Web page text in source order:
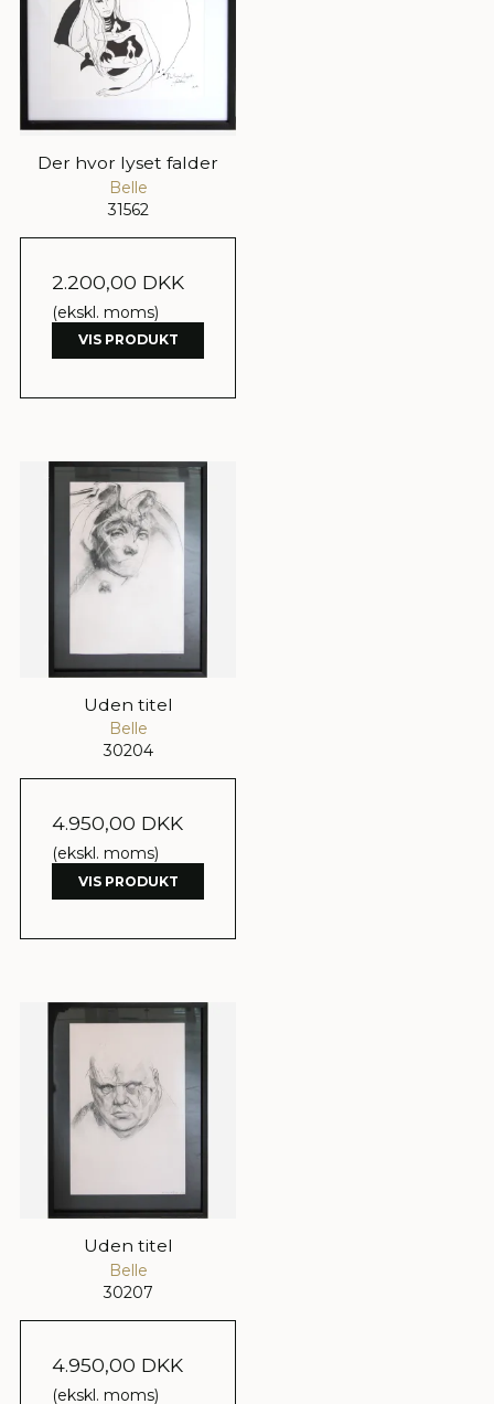
Der hvor lyset falder
Belle
31562
2.200,00 DKK
(ekskl. moms)
VIS PRODUKT
Uden titel
Belle
30204
4.950,00 DKK
(ekskl. moms)
VIS PRODUKT
Uden titel
Belle
30207
4.950,00 DKK
(ekskl. moms)